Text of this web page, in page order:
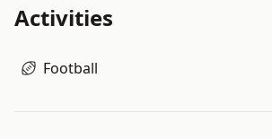
Activities
Football